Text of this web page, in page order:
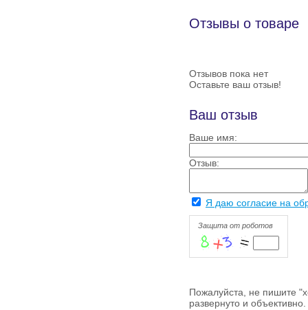
Отзывы о товаре
Отзывов пока нет
Оставьте ваш отзыв!
Ваш отзыв
Ваше имя:
Отзыв:
Я даю согласие на
Защита от роботов
Пожалуйста, не пишите
развернуто и